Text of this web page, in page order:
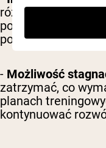
różnić ze względu
poziom
podejścia.
- Możliwość
zatrzymać, co
planach
kontynuować